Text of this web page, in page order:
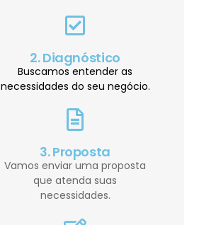
2. Diagnóstico
Buscamos entender as
necessidades do seu negócio.
3. Proposta
Vamos enviar uma proposta
que atenda suas
necessidades.